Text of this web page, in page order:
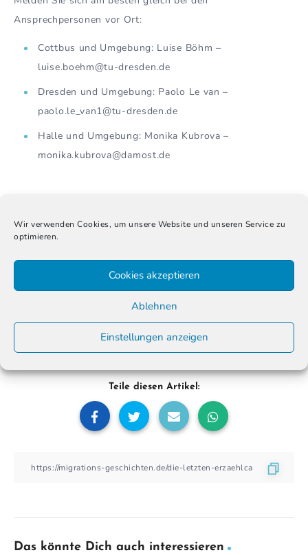
Wir verwenden Cookies, um unsere Website und unseren Service zu
optimieren.
Cookies akzeptieren
Ablehnen
Einstellungen anzeigen
Ansprechpersonen vor Ort:
Cottbus und Umgebung: Luise Böhm –
luise.boehm@tu-dresden.de
Dresden und Umgebung: Paolo Le van –
paolo.le_van1@tu-dresden.de
Halle und Umgebung: Monika Kubrova –
monika.kubrova@damost.de
Geschichtsvermittlung,Gesehen & Gelesen
DDR Migrationsgeschichte
Teile diesen Artikel:
Das könnte Dich auch interessieren